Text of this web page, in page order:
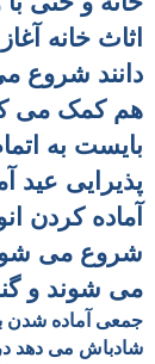
اثاث خانه
دانند شروع
هم کمک می
بایست به
پذیرایی عید
آماده کردن
شروع می
می شوند و
جمعی آماده شدن
شادباش می دهد